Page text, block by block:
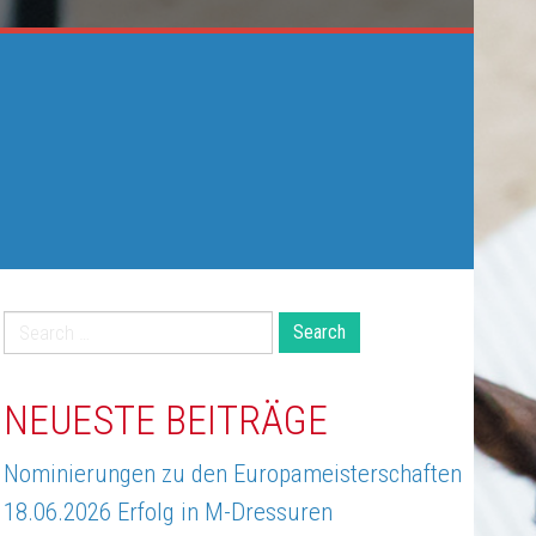
Search
for:
NEUESTE BEITRÄGE
Nominierungen zu den Europameisterschaften
18.06.2026 Erfolg in M-Dressuren